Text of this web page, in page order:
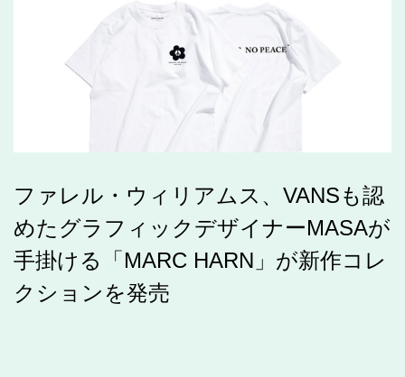
ファレル・ウィリアムス、VANSも認
めたグラフィックデザイナーMASAが
手掛ける「MARC HARN」が新作コレ
クションを発売